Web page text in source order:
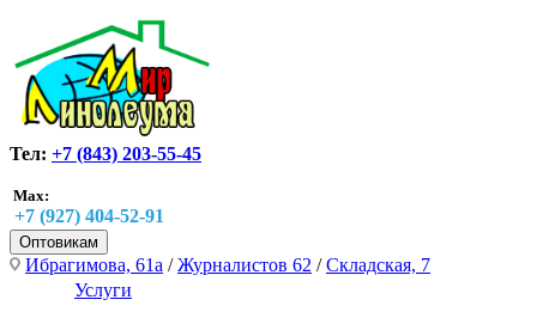
Тел: +7 (843) 203-55-45
Max:
+7 (927) 404-52-91
Оптовикам
Ибрагимова, 61а /Журналистов 62 /Складская, 7
Услуги